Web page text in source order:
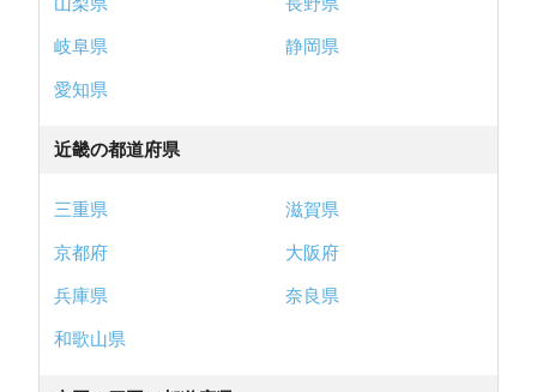
岐阜県
静岡県
愛知県
近畿の都道府県
三重県
滋賀県
京都府
大阪府
兵庫県
奈良県
和歌山県